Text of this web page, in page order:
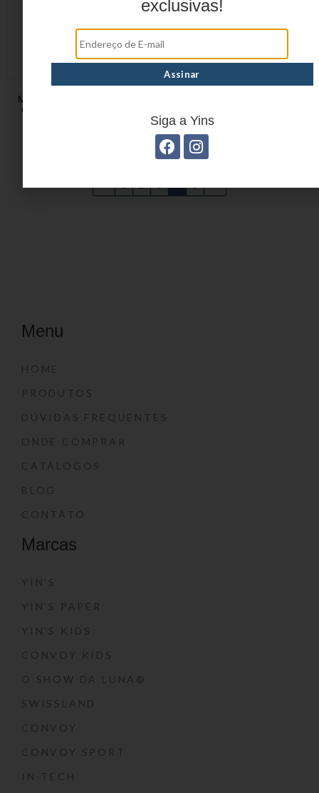
MOCHILA JUVENIL EM
CRINKLE YS41055AE
Menu
HOME
PRODUTOS
DÚVIDAS FREQUENTES
ONDE COMPRAR
CATÁLOGOS
BLOG
CONTATO
Marcas
YIN’S
YIN’S PAPER
YIN’S KIDS
CONVOY KIDS
O SHOW DA LUNA®
SWISSLAND
CONVOY
CONVOY SPORT
IN-TECH
exclusivas!
Siga a Yins